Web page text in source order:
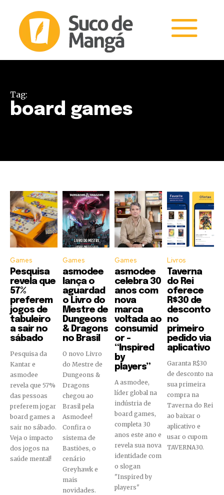
Tag:
board games
Games
Pesquisa
revela que
57%
preferem
jogos de
tabuleiro
a sair no
sábado
Pesquisa da
Kantar e
asmodee
revela que 57%
das pessoas
preferem jogar
board games a
sair no sábado.
Veja o impacto
dos jogos na
saúde mental!
Games
asmodee
lança o
aguardad
o Livro do
Mestre de
Dungeons
& Dragons
no Brasil
O novo Livro
do Mestre de
Dungeons &
Dragons
chegou ao
Brasil pela
Asmodee!
Confira o
sistema de
Bastiões, o
cenário
Greyhawk e
mais
novidades.
Games
asmodee
celebra 30
anos com
nova
marca
voltada ao
consumid
or –
“Inspired
by
players”
A asmodee,
líder global na
indústria de
board games,
completa 30
anos este ano e
revela sua nova
identidade com
o slogan
"Inspired by
players"
Livros
Taverna
do Rei
oferece
R$30 de
desconto
no
primeiro
pedido via
aplicativo
Garanta R$30
de desconto na
sua primeira
compra na
Taverna do Rei
ao baixar o
aplicativo e
usar o cupom
TAVERNA30.